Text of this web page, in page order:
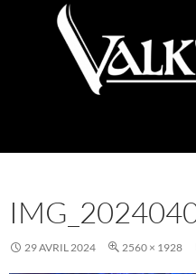
29 AVRIL 2024 2560 × 1928